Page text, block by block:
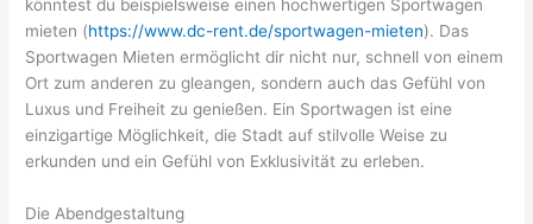
könntest du beispielsweise einen hochwertigen Sportwagen
mieten (https://www.dc-rent.de/sportwagen-mieten). Das
Sportwagen Mieten ermöglicht dir nicht nur, schnell von einem
Ort zum anderen zu gleangen, sondern auch das Gefühl von
Luxus und Freiheit zu genießen. Ein Sportwagen ist eine
einzigartige Möglichkeit, die Stadt auf stilvolle Weise zu
erkunden und ein Gefühl von Exklusivität zu erleben.
Die Abendgestaltung